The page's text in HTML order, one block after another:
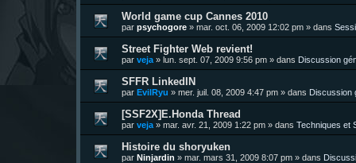
World game cup Cannes 2010
par psychogore » mar. oct. 06, 2009 12:02 pm » dans
Street Fighter Web revient!
par veja » lun. sept. 07, 2009 9:56 pm » dans Discussion
SFFR LinkedIN
par EvilRyu » mer. juil. 08, 2009 4:47 pm » dans Discussion
[SSF2X]E.Honda Thread
par veja » mar. avr. 21, 2009 1:22 pm » dans Techniques et
Histoire du shoryuken
par Ninjardin » mar. mars 31, 2009 8:07 pm » dans